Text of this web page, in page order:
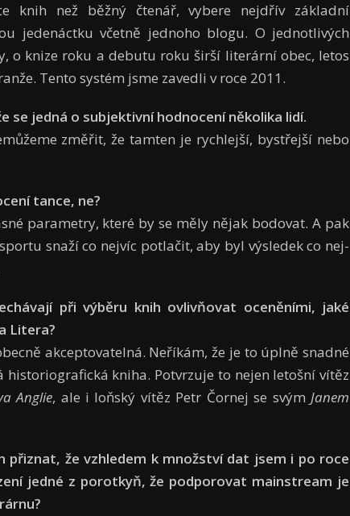
knih než běžný čtenář, vybere nejdřív základní
jedenáctku včetně jednoho blogu. O jednotlivých
o knize roku a debutu roku širší literární obec, letos
Tento systém jsme zavedli v roce 2011.
se jedná o subjektivní hodnocení několika lidí.
změřit, že tamten je rych­lejší, bystřejší nebo
tance, ne?
parametry, které by se měly nějak bodovat. A pak
snaží co nejvíc potlačit, aby byl výsledek co nej­
při výběru knih ovlivňovat oceněními, jaké
Litera?
akceptovatelná. Neříkám, že je to úplně snadné
kniha. Potvrzuje to nejen letošní vítěz
Anglie, ale i loňský vítěz Petr Čornej se svýmJanem
přiznat, že vzhledem k množ­ství dat jsem i po roce
jedné z porotkyň, že podporovat main­stream je